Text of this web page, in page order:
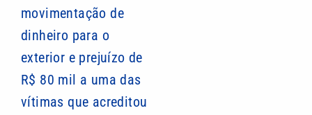
movimentação de
dinheiro para o
exterior e prejuízo de
R$ 80 mil a uma das
vítimas que acreditou